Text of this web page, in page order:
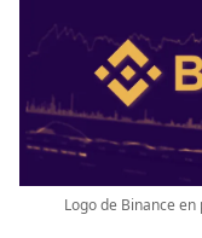
Logo de Binance